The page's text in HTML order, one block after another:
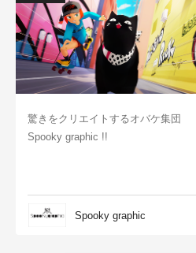
驚きをクリエイトするオバケ集団
Spooky graphic !!
Spooky graphic